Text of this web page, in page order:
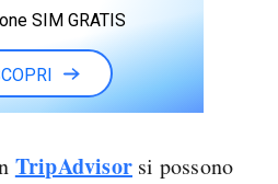
SIM GRATIS
TripAdvisor si possono